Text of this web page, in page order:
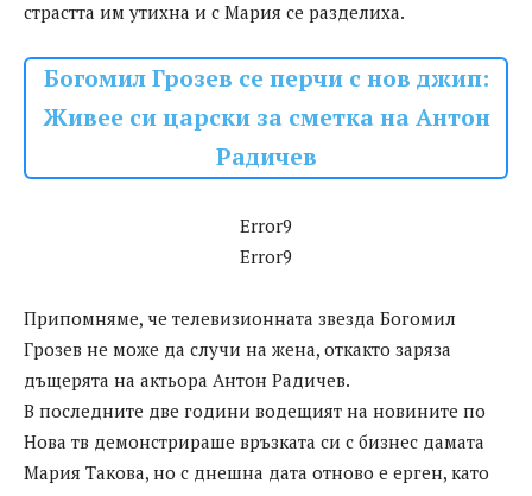
страстта им утихна и с Мария се разделиха.
Богомил Грозев се перчи с нов джип:
Живее си царски за сметка на Антон
Радичев
Error9
Error9
Припомняме, че телевизионната звезда Богомил
Грозев не може да случи на жена, откакто заряза
дъщерята на актьора Антон Радичев.
В последните две години водещият на новините по
Нова тв демонстрираше връзката си с бизнес дамата
Мария Такова, но с днешна дата отново е ерген, като